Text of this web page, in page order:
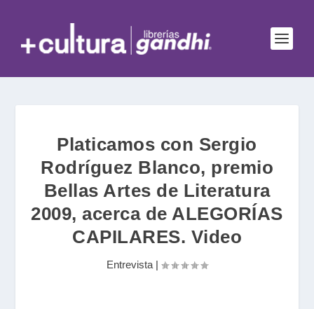
Platicamos con Sergio
Rodríguez Blanco, premio
Bellas Artes de Literatura
2009, acerca de ALEGORÍAS
CAPILARES. Video
Entrevista |